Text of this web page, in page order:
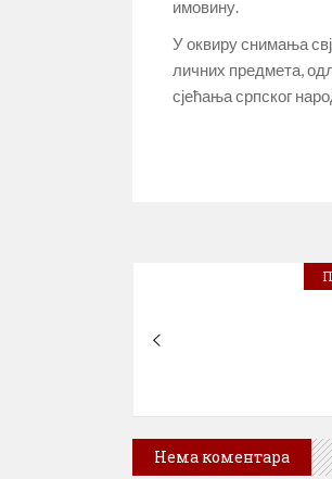
имовину.
У оквиру снимања
личних предмета,
сјећања српског
Нема коментара